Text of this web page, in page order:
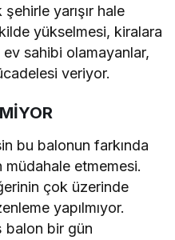
yarışır hale
yükselmesi, kiralara
ev sahibi olamayanlar,
veriyor.
bu balonun farkında
müdahale etmemesi.
çok üzerinde
yapılmıyor.
balon bir gün